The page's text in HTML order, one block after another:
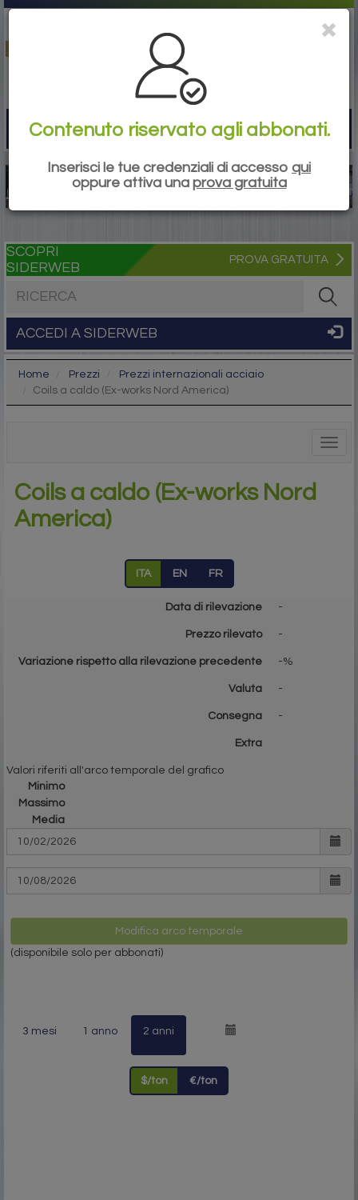
SCOPRI
SIDERWEB
PROVA GRATUITA
ACCEDI A SIDERWEB
Home Prezzi
Prezzi internazionali acciaio
Coils a caldo (Ex-works Nord America)
Coils a caldo (Ex-works Nord
America)
ITA EN FR
Data di rilevazione -
Prezzo rilevato -
Variazione rispetto alla rilevazione precedente -%
Valuta -
Consegna -
Extra
Valori riferiti all'arco temporale del grafico
Minimo
Massimo
Media
Modifica arco temporale
(disponibile solo per abbonati)
3 mesi 1 anno 2 anni
$/ton €/ton
Contenuto riservato agli abbonati.
Inserisci le tue credenziali di accesso qui
oppure attiva una prova gratuita